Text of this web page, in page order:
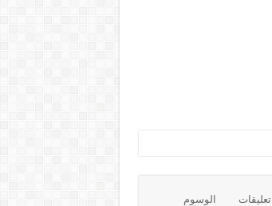
تعليقات الوسوم